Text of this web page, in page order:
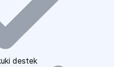
destek